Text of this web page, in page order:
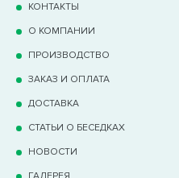
КОНТАКТЫ
О КОМПАНИИ
ПРОИЗВОДСТВО
ЗАКАЗ И ОПЛАТА
ДОСТАВКА
СТАТЬИ О БЕСЕДКАХ
НОВОСТИ
ГАЛЕРЕЯ